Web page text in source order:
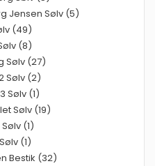
Jensen Sølv (5)
(49)
(8)
Sølv (27)
Sølv (2)
Sølv (1)
Sølv (19)
(1)
(1)
Bestik (32)